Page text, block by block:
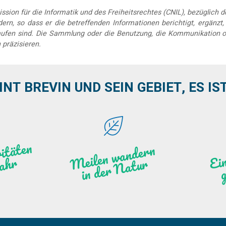
für die Informatik und des Freiheitsrechtes (CNIL), bezüglich
so dass er die betreffenden Informationen berichtigt,
sind. Die Sammlung oder die Benutzung, die Kommunikation
BREVIN UND SEIN GEBIET, ES
Meile
n
w
a
n
de
r
n
i
n
de
r
N
atu
r